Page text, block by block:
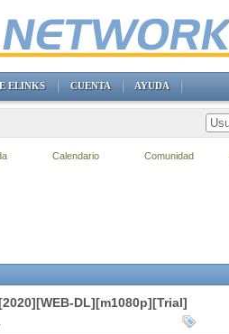
DL][m1080p][Trial]
ELINKS CUENTA AYUDA
Calendario Comunidad